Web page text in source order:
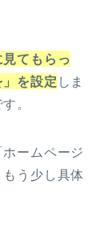
見てもらっ
を設定 しま
。
ームページ
う少し具体